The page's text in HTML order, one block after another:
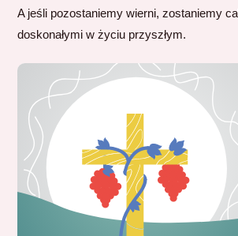
A jeśli pozostaniemy wierni, zostaniemy
doskonałymi w życiu przyszłym.